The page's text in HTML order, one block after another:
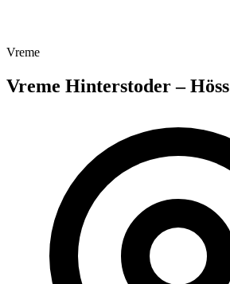
Vreme
Vreme Hinterstoder – Höss